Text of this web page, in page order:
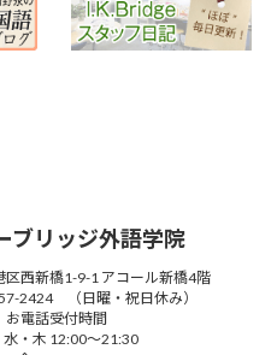
ブリッジ外語学院
区西新橋1-9-1 アコール新橋4階
2424 （日曜・祝日休み）
お電話受付時間
水・木 12:00～21:30